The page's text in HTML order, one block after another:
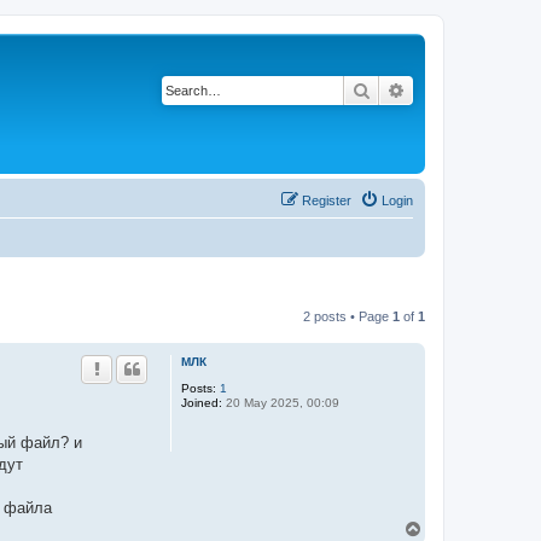
Search
Login
Register
2 posts • Page 1 of 1
МЛК
Posts: 1
Joined: 20 May 2025, 00:09
файл? и
файла